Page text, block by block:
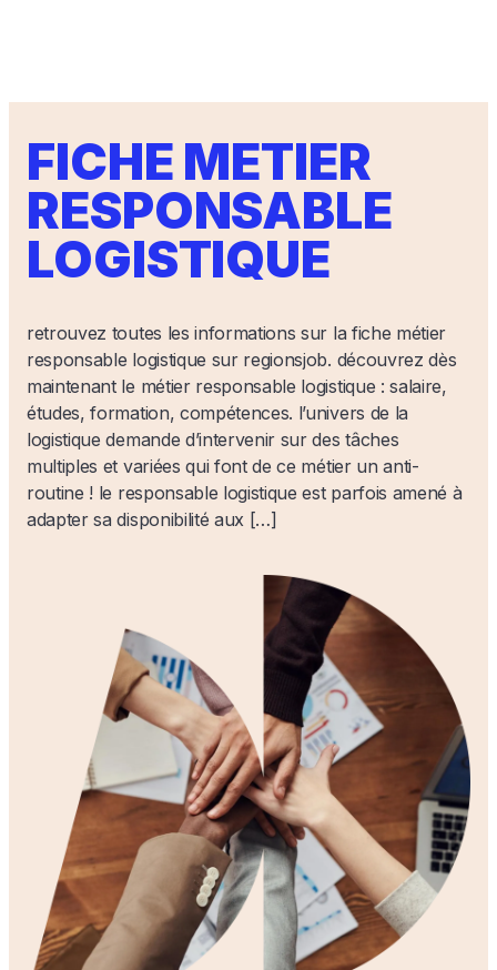
FICHE METIER
RESPONSABLE
LOGISTIQUE
retrouvez toutes les informations sur la fiche métier
responsable logistique sur regionsjob. découvrez dès
maintenant le métier responsable logistique : salaire,
études, formation, compétences. l’univers de la
logistique demande d’intervenir sur des tâches
multiples et variées qui font de ce métier un anti-
routine ! le responsable logistique est parfois amené à
adapter sa disponibilité aux […]